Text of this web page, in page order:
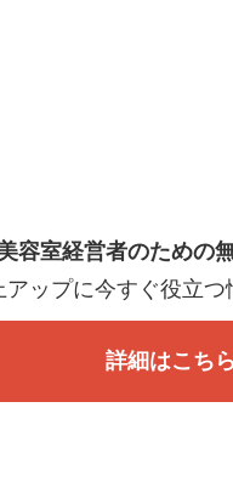
美容室経営者のための
ップに今すぐ役立つ
詳細はこち